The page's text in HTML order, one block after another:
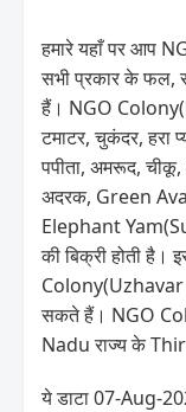
हमारे यहाँ पर आप
सभी प्रकार के फल,
हैं। NGO
टमाटर, चुकंदर, हरा
पपीता, अमरूद, चीकू,
अदरक, Green
Elephant
की बिक्री होती
Colony(Uzhavar
सकते हैं। NGO
Nadu राज्य के
ये डाटा 07-Aug-